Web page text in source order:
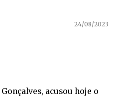
24/08/2023
acusou hoje o